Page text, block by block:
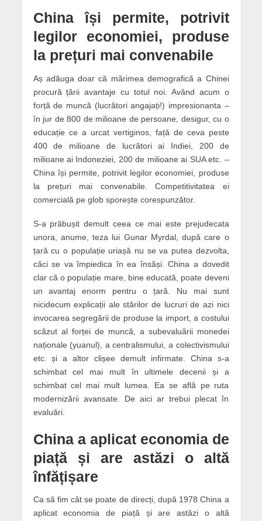
China își permite, potrivit
legilor economiei, produse
la prețuri mai convenabile
Aș adăuga doar că mărimea demografică a Chinei
procură țării avantaje cu totul noi. Având acum o
forță de muncă (lucrători angajați!) impresionanta –
în jur de 800 de milioane de persoane, desigur, cu o
educație ce a urcat vertiginos, față de ceva peste
400 de milioane de lucrători ai Indiei, 200 de
milioane ai Indoneziei, 200 de milioane ai SUA etc. –
China își permite, potrivit legilor economiei, produse
la prețuri mai convenabile. Competitivitatea ei
comercială pe glob sporește corespunzător.
S-a prăbușit demult ceea ce mai este prejudecata
unora, anume, teza lui Gunar Myrdal, după care o
țară cu o populație uriașă nu se va putea dezvolta,
căci se va împiedica în ea însăși. China a dovedit
clar că o populație mare, bine educată, poate deveni
un avantaj enorm pentru o țară. Nu mai sunt
nicidecum explicații ale stărilor de lucruri de azi nici
invocarea segregării de produse la import, a costului
scăzut al forței de muncă, a subevaluării monedei
naționale (yuanul), a centralismului, a colectivismului
etc. și a altor clișee demult infirmate. China s-a
schimbat cel mai mult în ultimele decenii și a
schimbat cel mai mult lumea. Ea se află pe ruta
modernizării avansate. De aici ar trebui plecat în
evaluări.
China a aplicat economia de
piață și are astăzi o altă
înfățișare
Ca să fim cât se poate de direcți, după 1978 China a
aplicat economia de piață și are astăzi o altă